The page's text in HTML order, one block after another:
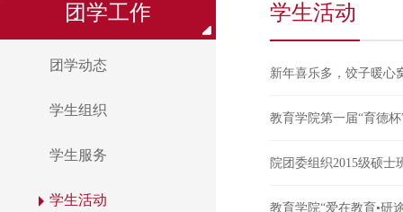
团学工作
团学动态
学生组织
学生服务
学生活动
学生活动
新年喜乐多，饺子暖
教育学院第一届“育德
院团委组织2015级硕士
教育学院“爱在教育•研